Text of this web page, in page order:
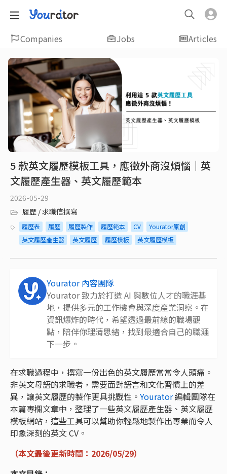
Companies Jobs Articles
5 款英文履歷模板工具，應徵外商沒煩惱｜英
文履歷產生器、英文履歷範本
2026-05-29
履歷 / 求職信撰寫
履歷表 履歷 履歷製作 履歷範本 CV
Yourator原創
英文履歷產生器
英文履歷 履歷模板 英文履歷模板
Yourator 內容團隊
Yourator 致力於打造 AI 與數位人才的職涯基
地，提供多元的工作機會與深度產業洞察。在
資訊爆炸的時代，希望透過最前線的職場觀
點，陪伴你理清思緒，找到最適合自己的職涯
下一步。
在求職過程中，撰寫一份出色的英文履歷常常令人頭痛。
非英文母語的求職者，需要面對語言和文化習慣上的差
異，讓英文履歷的製作更具挑戰性。 Yourator編輯團隊在
本篇專欄文章中，整理了一些英文履歷產生器、英文履歷
模板網站，這些工具可以幫助你輕鬆地製作出專業而令人
印象深刻的英文 CV。
（本文最後更新時間：2026/05/29）